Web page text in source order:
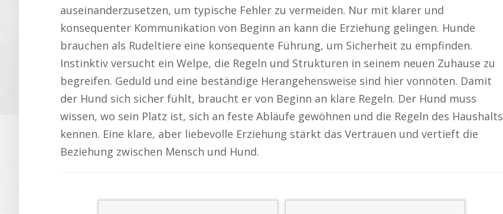
auseinanderzusetzen, um typische Fehler zu vermeiden. Nur mit klarer und
konsequenter Kommunikation von Beginn an kann die Erziehung gelingen. Hunde
brauchen als Rudeltiere eine konsequente Führung, um Sicherheit zu empfinden.
Instinktiv versucht ein Welpe, die Regeln und Strukturen in seinem neuen Zuhause zu
begreifen. Geduld und eine beständige Herangehensweise sind hier vonnöten. Damit
der Hund sich sicher fühlt, braucht er von Beginn an klare Regeln. Der Hund muss
wissen, wo sein Platz ist, sich an feste Abläufe gewöhnen und die Regeln des Haushalts
kennen. Eine klare, aber liebevolle Erziehung stärkt das Vertrauen und vertieft die
Beziehung zwischen Mensch und Hund.